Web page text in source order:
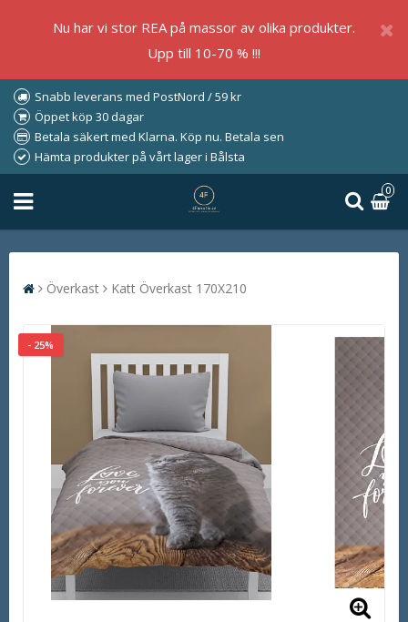
Nu har vi stor REA på massor av olika produkter.
Upp till 10-70 % !!!
Snabb leverans med PostNord / 59 kr
Öppet köp 30 dagar
Betala säkert med Klarna. Köp nu. Betala sen
Hämta produkter på vårt lager i Bålsta
0
Överkast Katt Överkast 170X210
- 25%